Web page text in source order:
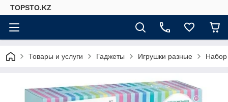
TOPSTO.KZ
Товары и услуги Гаджеты Игрушки разные Набор